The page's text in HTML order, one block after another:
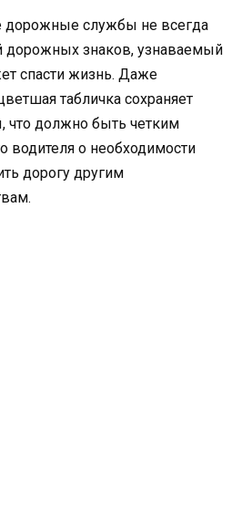
дорожные службы не всегда
дорожных знаков, узнаваемый
спасти жизнь. Даже
табличка сохраняет
что должно быть четким
водителя о необходимости
дорогу другим